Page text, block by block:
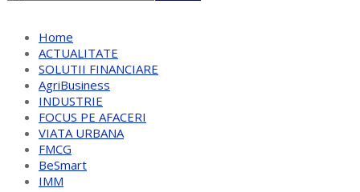
Home
ACTUALITATE
SOLUTII FINANCIARE
AgriBusiness
INDUSTRIE
FOCUS PE AFACERI
VIATA URBANA
FMCG
BeSmart
IMM